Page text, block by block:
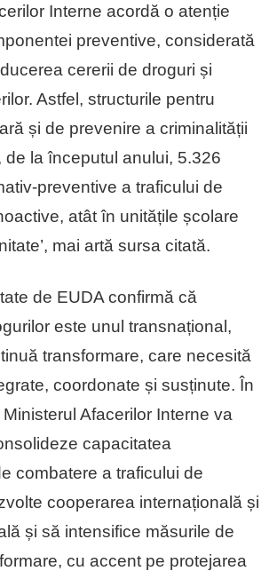
Interne acordă o atenție
preventive, considerată
cererii de droguri și
Astfel, structurile pentru
și de prevenire a criminalității
de la începutul anului, 5.326
preventive a traficului de
atât în unitățile școlare
mai artă sursa citată.
de EUDA confirmă că
este unul transnațional,
transformare, care necesită
coordonate și susținute. În
Afacerilor Interne va
capacitatea
combatere a traficului de
cooperarea internațională și
și să intensifice măsurile de
cu accent pe protejarea